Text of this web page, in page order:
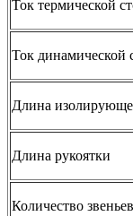
Ток термической
Ток динамической
Длина
Длина рукоятки
Количество звеньев